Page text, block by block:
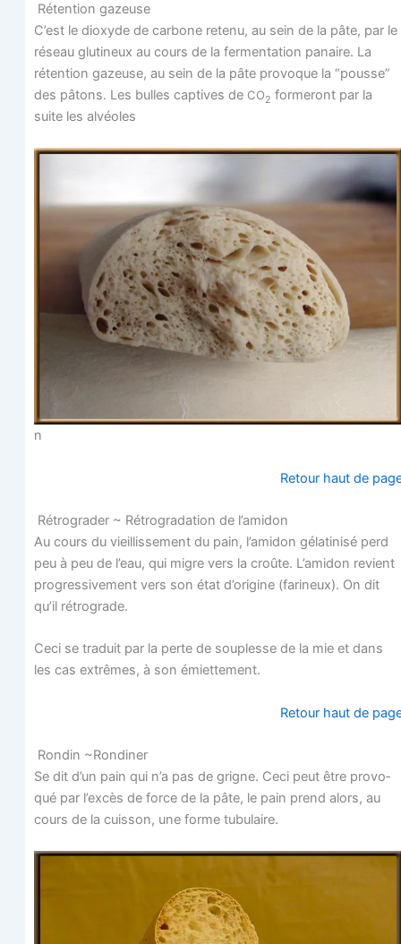
Réten­tion gazeuse
C’est le dioxyde de car­bone rete­nu, au sein de la pâte, par le
réseau glu­ti­neux au cours de la fer­men­ta­tion panaire. La
réten­tion gazeuse, au sein de la pâte pro­voque la “pousse”
des pâtons. Les bulles cap­tives de CO2 for­me­ront par la
suite les alvéoles
n
Retour haut de
Rétro­gra­der ~ Rétro­gra­da­tion de l’amidon
Au cours du vieillis­se­ment du pain, l’amidon géla­ti­ni­sé perd
peu à peu de l’eau, qui migre vers la croûte. L’amidon revient
pro­gres­si­ve­ment vers son état d’origine (fari­neux). On dit
qu’il rétrograde.
Ceci se tra­duit par la perte de sou­plesse de la mie et dans
les cas extrêmes, à son émiettement.
Retour haut de
Ron­din ~Ron­di­ner
Se dit d’un pain qui n’a pas de grigne. Ceci peut être pro­vo­
qué par l’excès de force de la pâte, le pain prend alors, au
cours de la cuis­son, une forme tubulaire.